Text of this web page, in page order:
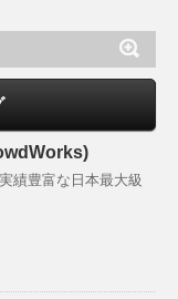
績豊富な日本最大級